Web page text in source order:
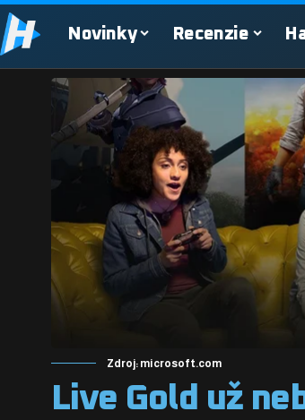
Novinky Recenzie
Zdroj: microsoft.com
Live Gold už